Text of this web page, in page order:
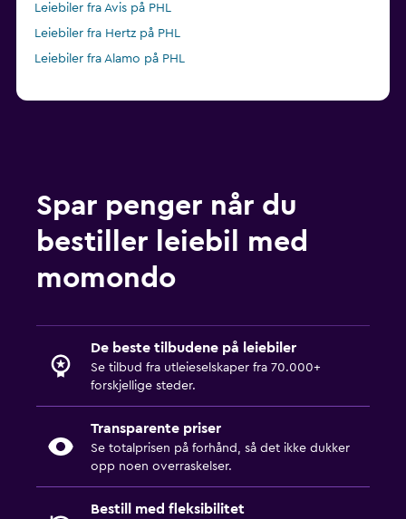
Leiebiler fra Avis på PHL
Leiebiler fra Hertz på PHL
Leiebiler fra Alamo på PHL
Spar penger når du
bestiller leiebil med
momondo
De beste tilbudene på leiebiler
Se tilbud fra utleieselskaper fra 70.000+
forskjellige steder.
Transparente priser
Se totalprisen på forhånd, så det ikke dukker
opp noen overraskelser.
Bestill med fleksibilitet